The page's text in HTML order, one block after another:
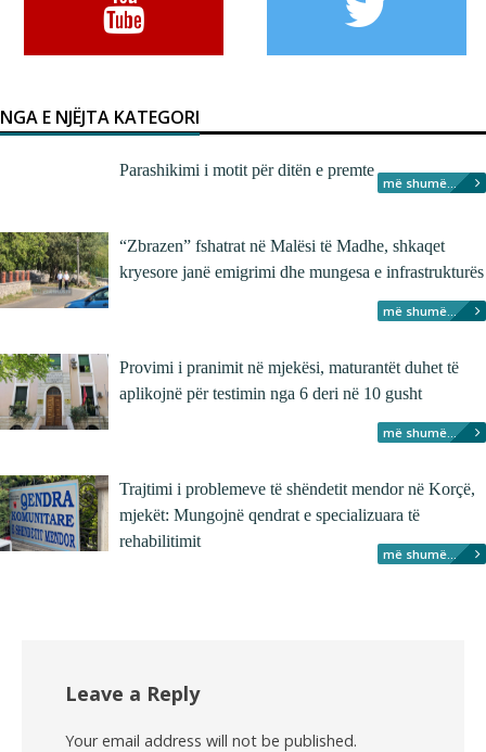
NGA E NJËJTA KATEGORI
Parashikimi i motit për ditën e premte
më shumë...
“Zbrazen” fshatrat në Malësi të Madhe, shkaqet
kryesore janë emigrimi dhe mungesa e infrastrukturës
më shumë...
Provimi i pranimit në mjekësi, maturantët duhet të
aplikojnë për testimin nga 6 deri në 10 gusht
më shumë...
Trajtimi i problemeve të shëndetit mendor në Korçë,
mjekët: Mungojnë qendrat e specializuara të
rehabilitimit
më shumë...
Leave a Reply
Your email address will not be published.